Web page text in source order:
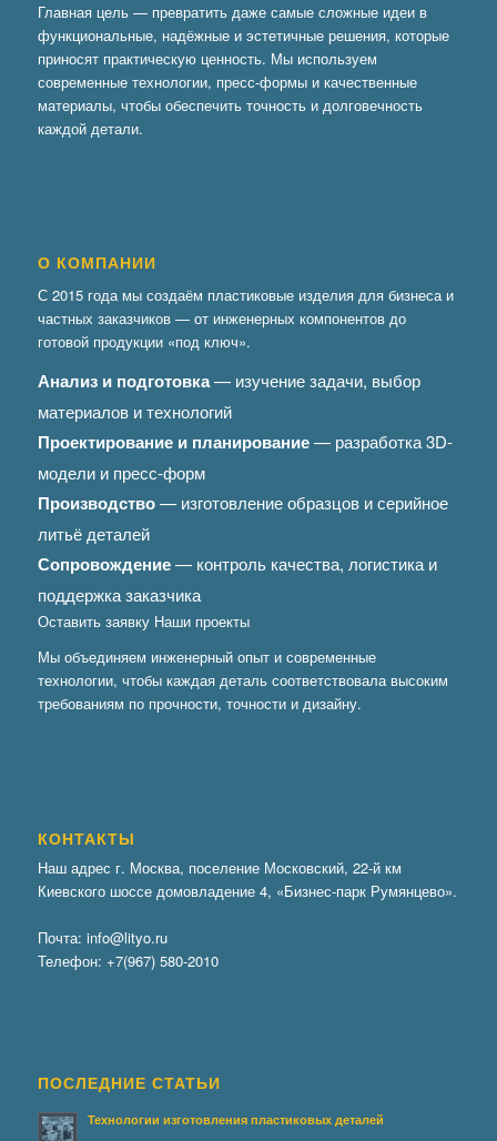
Главная цель — превратить даже самые сложные идеи в
функциональные, надёжные и эстетичные решения, которые
приносят практическую ценность. Мы используем
современные технологии, пресс-формы и качественные
материалы, чтобы обеспечить точность и долговечность
каждой детали.
О КОМПАНИИ
С 2015 года мы создаём пластиковые изделия для бизнеса и
частных заказчиков — от инженерных компонентов до
готовой продукции «под ключ».
Анализ и подготовка— изучение задачи, выбор
материалов и технологий
Проектирование и планирование— разработка 3D-
модели и пресс-форм
Производство— изготовление образцов и серийное
литьё деталей
Сопровождение— контроль качества, логистика и
поддержка заказчика
Оставить заявку Наши проекты
Мы объединяем инженерный опыт и современные
технологии, чтобы каждая деталь соответствовала высоким
требованиям по прочности, точности и дизайну.
КОНТАКТЫ
Наш адрес г. Москва, поселение Московский, 22-й км
Киевского шоссе домовладение 4, «Бизнес-парк Румянцево».
Почта: info@lityo.ru
Телефон: +7(967) 580-2010
ПОСЛЕДНИЕ СТАТЬИ
Технологии изготовления пластиковых деталей